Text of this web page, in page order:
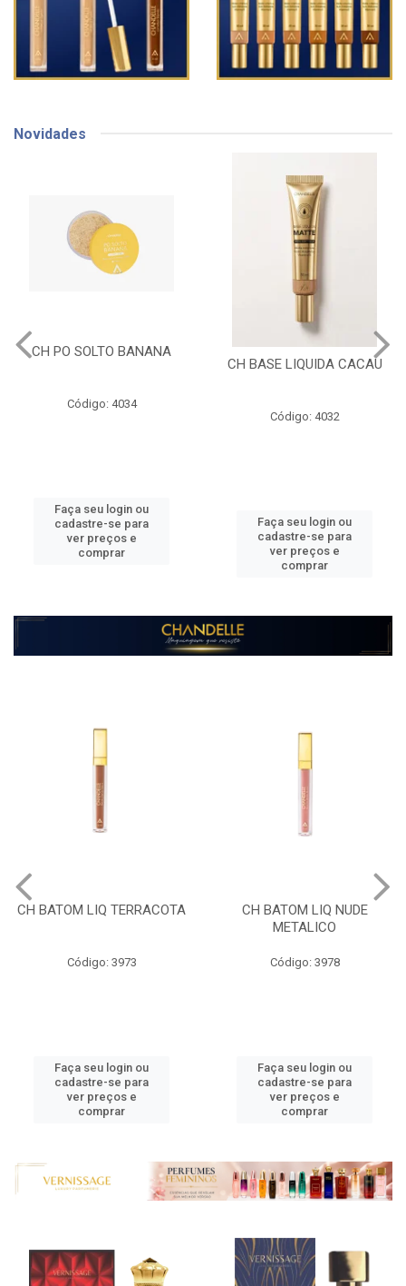
Novidades
Faça seu login ou
cadastre-se para
ver preços e
CH BASE LIQUIDA BEGE
DOURADO
cadastre-se para
ver preços e
comprar
CH BATOM LIQ NUDE
Código: 3978
Faça seu login ou
cadastre-se para
ver preços e
comprar
METALICA
cadastre-se para
ver preços e
comprar